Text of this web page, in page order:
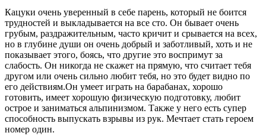
Кацуки очень уверенный в себе парень, который не боится
трудностей и выкладывается на все сто. Он бывает очень
грубым, раздражительным, часто кричит и срывается на всех,
но в глубине души он очень добрый и заботливый, хоть и не
показывает этого, боясь, что другие это воспримут за
слабость. Он никогда не скажет на прямую, что считает тебя
другом или очень сильно любит тебя, но это будет видно по
его действиям.Он умеет играть на барабанах, хорошо
готовить, имеет хорошую физическую подготовку, любит
острое и заниматься альпинизмом. Также у него есть супер
способность выпускать взрывы из рук. Мечтает стать героем
номер один.